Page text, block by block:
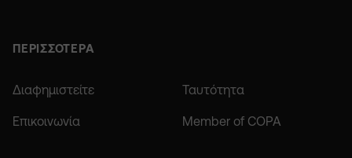
ΠΕΡΙΣΣΟΤΕΡΑ
Διαφημιστείτε Ταυτότητα
Επικοινωνία Member of COPA